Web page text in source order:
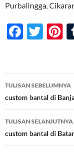
Purbalingga,
F
b
o
o
k
T
er
t
Navigasi
Tulisan
TULISAN SEBELUMNYA
custom bantal di
TULISAN SELANJUTNYA
custom bantal di